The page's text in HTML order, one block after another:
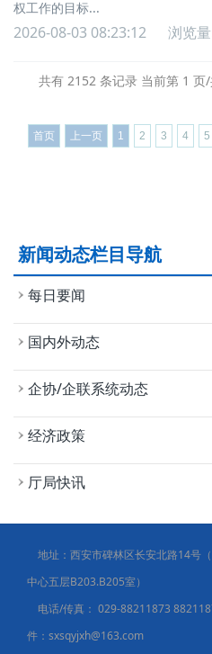
权工作的目标...
2026-08-03 08:23:12 浏览
共有 2152 条记录 当前第 1
首页 上一页 1 2 3 4 5
新闻动态栏目导航
每日要闻
国内外动态
企协/企联系统动态
经济政策
厅局快讯
地址：西安市碑林区长安北路14号
中心五层B203.B205室）
电话/传真： 029-88211873
件：sxsqyjxh@163.com